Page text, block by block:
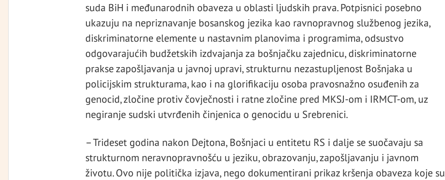
suda BiH i međunarodnih obaveza u oblasti ljudskih prava. Potpisnici posebno
ukazuju na nepriznavanje bosanskog jezika kao ravnopravnog službenog jezika,
diskriminatorne elemente u nastavnim planovima i programima, odsustvo
odgovarajućih budžetskih izdvajanja za bošnjačku zajednicu, diskriminatorne
prakse zapošljavanja u javnoj upravi, strukturnu nezastupljenost Bošnjaka u
policijskim strukturama, kao i na glorifikaciju osoba pravosnažno osuđenih za
genocid, zločine protiv čovječnosti i ratne zločine pred MKSJ-om i IRMCT-om, uz
negiranje sudski utvrđenih činjenica o genocidu u Srebrenici.
– Trideset godina nakon Dejtona, Bošnjaci u entitetu RS i dalje se suočavaju sa
strukturnom neravnopravnošću u jeziku, obrazovanju, zapošljavanju i javnom
životu. Ovo nije politička izjava, nego dokumentirani prikaz kršenja obaveza koje su